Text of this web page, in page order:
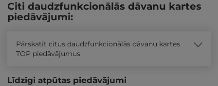
Citi daudzfunkcionālās dāvanu kartes
piedāvājumi:
Pārskatīt citus daudzfunkcionālās dāvanu kartes
TOP piedāvājumus
Līdzīgi atpūtas piedāvājumi